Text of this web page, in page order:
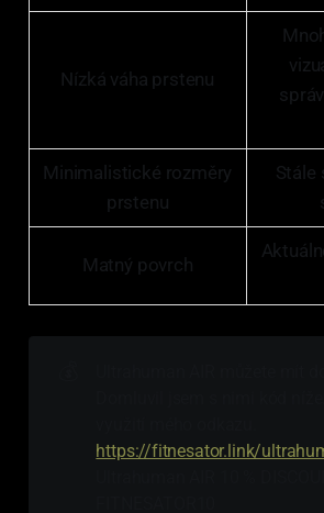
Nízká váha prstenu
Minimalistické rozměry
prstenu
Stále
Matný povrch
https://fitnesator.link/